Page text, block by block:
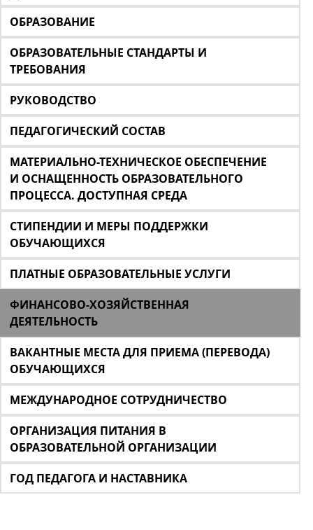
ОБРАЗОВАНИЕ
ОБРАЗОВАТЕЛЬНЫЕ СТАНДАРТЫ И
ТРЕБОВАНИЯ
РУКОВОДСТВО
ПЕДАГОГИЧЕСКИЙ СОСТАВ
МАТЕРИАЛЬНО-ТЕХНИЧЕСКОЕ ОБЕСПЕЧЕНИЕ
И ОСНАЩЕННОСТЬ ОБРАЗОВАТЕЛЬНОГО
ПРОЦЕССА. ДОСТУПНАЯ СРЕДА
СТИПЕНДИИ И МЕРЫ ПОДДЕРЖКИ
ОБУЧАЮЩИХСЯ
ПЛАТНЫЕ ОБРАЗОВАТЕЛЬНЫЕ УСЛУГИ
ФИНАНСОВО-ХОЗЯЙСТВЕННАЯ
ДЕЯТЕЛЬНОСТЬ
ВАКАНТНЫЕ МЕСТА ДЛЯ ПРИЕМА (ПЕРЕВОДА)
ОБУЧАЮЩИХСЯ
МЕЖДУНАРОДНОЕ СОТРУДНИЧЕСТВО
ОРГАНИЗАЦИЯ ПИТАНИЯ В
ОБРАЗОВАТЕЛЬНОЙ ОРГАНИЗАЦИИ
ГОД ПЕДАГОГА И НАСТАВНИКА